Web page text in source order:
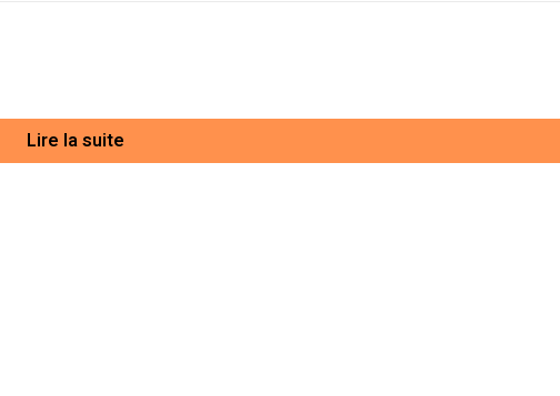
Lire la suite